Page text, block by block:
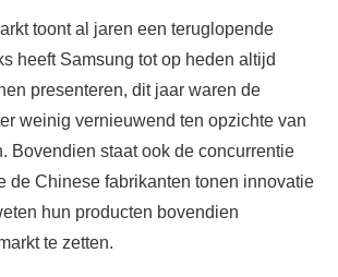
toont al jaren een teruglopende
heeft Samsung tot op heden altijd
presenteren, dit jaar waren de
weinig vernieuwend ten opzichte van
Bovendien staat ook de concurrentie
de Chinese fabrikanten tonen innovatie
hun producten bovendien
te zetten.